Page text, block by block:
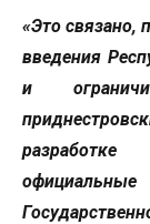
«Это связано,
введения
и